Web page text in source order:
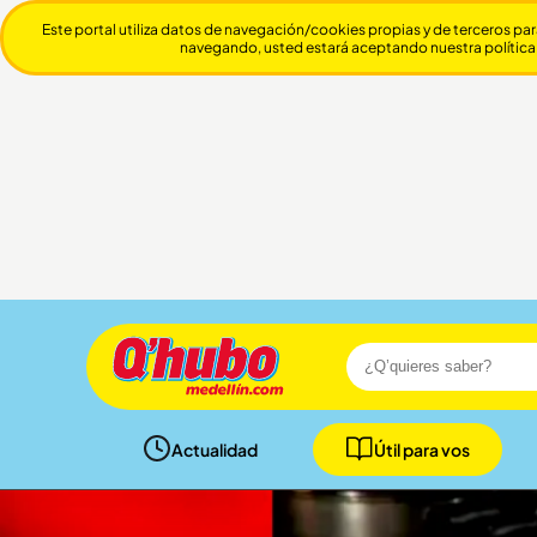
Actualidad Útil para vos
Este portal utiliza datos de navegación/cookies propias y de terceros
navegando, usted estará aceptando nuestra